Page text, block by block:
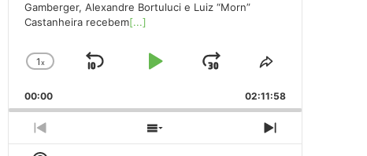
Gamberger, Alexandre Bortuluci e Luiz “Morn”
Castanheira recebem[...]
Change
Rate
1x
Skip
Play
Jump
Forward
Share
Episode
00:00 02:11:58
Previous
Episode
Show
Next